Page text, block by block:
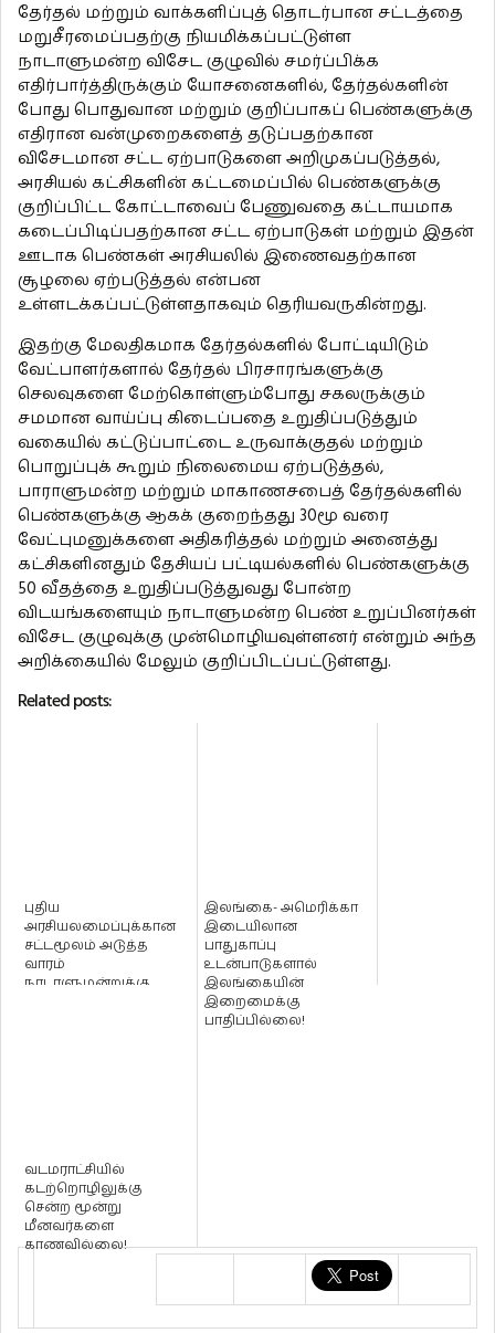
தேர்தல் மற்றும் வாக்களிப்புத் தொடர்பான சட்டத்தை
மறுசீரமைப்பதற்கு நியமிக்கப்பட்டுள்ள
நாடாளுமன்ற விசேட குழுவில் சமர்ப்பிக்க
எதிர்பார்த்திருக்கும் யோசனைகளில், தேர்தல்களின்
போது பொதுவான மற்றும் குறிப்பாகப் பெண்களுக்கு
எதிரான வன்முறைகளைத் தடுப்பதற்கான
விசேடமான சட்ட ஏற்பாடுகளை அறிமுகப்படுத்தல்,
அரசியல் கட்சிகளின் கட்டமைப்பில் பெண்களுக்கு
குறிப்பிட்ட கோட்டாவைப் பேணுவதை கட்டாயமாக
கடைப்பிடிப்பதற்கான சட்ட ஏற்பாடுகள் மற்றும் இதன்
ஊடாக பெண்கள் அரசியலில் இணைவதற்கான
சூழலை ஏற்படுத்தல் என்பன
உள்ளடக்கப்பட்டுள்ளதாகவும் தெரியவருகின்றது.
இதற்கு மேலதிகமாக தேர்தல்களில் போட்டியிடும்
வேட்பாளர்களால் தேர்தல் பிரசாரங்களுக்கு
செலவுகளை மேற்கொள்ளும்போது சகலருக்கும்
சமமான வாய்ப்பு கிடைப்பதை உறுதிப்படுத்தும்
வகையில் கட்டுப்பாட்டை உருவாக்குதல் மற்றும்
பொறுப்புக் கூறும் நிலைமைய ஏற்படுத்தல்,
பாராளுமன்ற மற்றும் மாகாணசபைத் தேர்தல்களில்
பெண்களுக்கு ஆகக் குறைந்தது 30மூ வரை
வேட்புமனுக்களை அதிகரித்தல் மற்றும் அனைத்து
கட்சிகளினதும் தேசியப் பட்டியல்களில் பெண்களுக்கு
50 வீதத்தை உறுதிப்படுத்துவது போன்ற
விடயங்களையும் நாடாளுமன்ற பெண் உறுப்பினர்கள்
விசேட குழுவுக்கு முன்மொழியவுள்ளனர் என்றும் அந்த
அறிக்கையில் மேலும் குறிப்பிடப்பட்டுள்ளது.
Related posts:
புதிய
அரசியலமைப்புக்கான
சட்டமூலம் அடுத்த
வாரம்
நாடாளுமன்றுக்கு
இலங்கை- அமெரிக்கா
இடையிலான
பாதுகாப்பு
உடன்பாடுகளால்
இலங்கையின்
இறைமைக்கு
பாதிப்பில்லை!
வடமராட்சியில்
கடற்றொழிலுக்கு
சென்ற மூன்று
மீனவர்களை
காணவில்லை!